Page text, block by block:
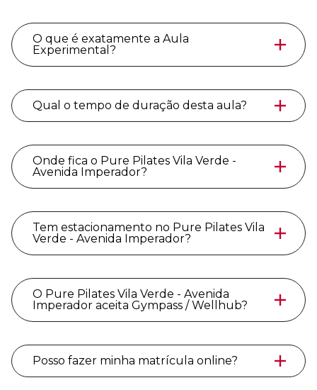
O que é exatamente a Aula
Experimental?
Qual o tempo de duração desta aula?
Onde fica o Pure Pilates Vila Verde -
Avenida Imperador?
Tem estacionamento no Pure Pilates Vila
Verde - Avenida Imperador?
O Pure Pilates Vila Verde - Avenida
Imperador aceita Gympass / Wellhub?
Posso fazer minha matrícula online?